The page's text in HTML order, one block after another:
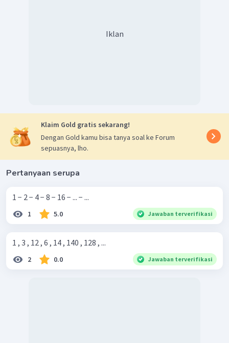
Iklan
Klaim Gold gratis sekarang!
Dengan Gold kamu bisa tanya soal ke Forum
sepuasnya, lho.
Pertanyaan serupa
1 − 2 − 4 − 8 − 16 − ... − ...
1 5.0 Jawaban terverifikasi
1 , 3 , 12 , 6 , 14 , 140 , 128 , ...
2 0.0 Jawaban terverifikasi